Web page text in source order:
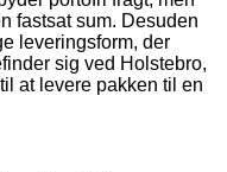
fastsat sum. Desuden
leveringsform, der
sig ved Holstebro,
at levere pakken til en